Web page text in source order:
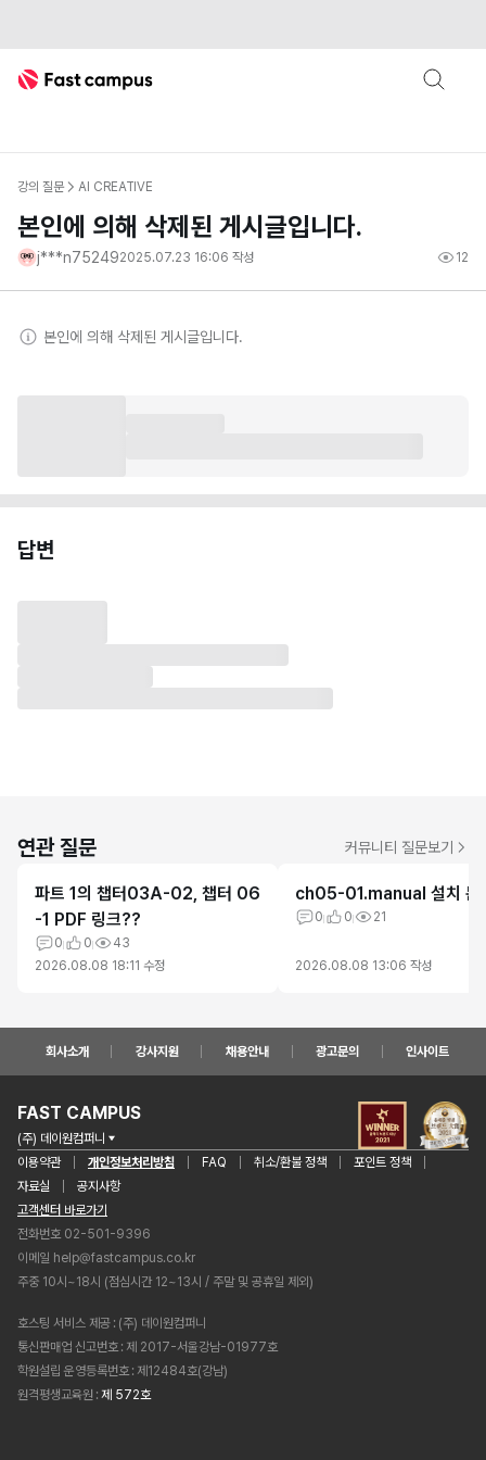
Fast Campus
강의 질문 AI CREATIVE
본인에 의해 삭제된 게시글입니다.
j***n752492025.07.23 16:06 작성 12
본인에 의해 삭제된 게시글입니다.
답변
연관 질문 커뮤니티 질문보기
파트 1의 챕터03A-02, 챕터 06
-1 PDF 링크??
0 0
43
2026.08.08 18:11 수정
ch05-01.manual 설치 문
0 0 21
2026.08.08 13:06 작성
회사소개 강사지원 채용안내 광고문의 인사이트
FAST CAMPUS
(주) 데이원컴퍼니
이용약관
개인정보처리방침 FAQ 취소/환불 정책
포인트 정책
자료실
공지사항
고객센터 바로가기
전화번호 02-501-9396
이메일 help@fastcampus.co.kr
주중 10시~18시 (점심시간 12~13시 / 주말 및 공휴일 제외)
호스팅 서비스 제공 (주) 데이원컴퍼니
통신판매업 신고번호 제 2017-서울강남-01977호
학원설립 운영등록번호 제12484호(강남)
원격평생교육원 제 572호